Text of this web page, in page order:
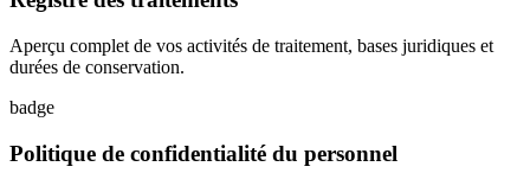
Aperçu complet de vos activités de traitement, bases juridiques et
durées de conservation.
badge
Politique de confidentialité du personnel